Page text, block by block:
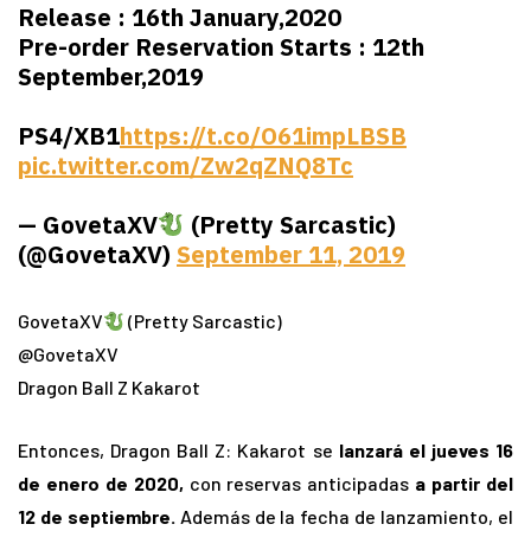
Release : 16th January,2020
Pre-order Reservation Starts : 12th
September,2019
PS4/XB1https://t.co/O61impLBSB
pic.twitter.com/Zw2qZNQ8Tc
— GovetaXV
(Pretty Sarcastic)
(@GovetaXV) September 11, 2019
GovetaXV
(Pretty Sarcastic)
@GovetaXV
Dragon Ball Z Kakarot
Entonces, Dragon Ball Z: Kakarot se lanzará el jueves 16
de enero de 2020, con reservas anticipadas a partir del
12 de septiembre. Además de la fecha de lanzamiento, el